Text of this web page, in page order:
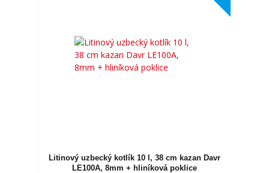
Litinový uzbecký kotlík 10 l, 38 cm kazan Davr
LE100A, 8mm + hliníková poklice